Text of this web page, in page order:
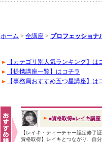
ホーム > 全講座 > プロフェッショナ
【カテゴリ別人気ランキング】は
【提携講座一覧】はコチラ
【事務局おすすめ五つ星講座】は
■資格取得■レイキ講座
【レイキ・ティーチャー認定修了証
資格取得】レイキとつながり、自分